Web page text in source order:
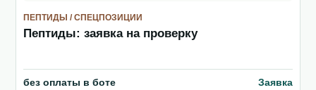
ПЕПТИДЫ / СПЕЦПОЗИЦИИ
Пептиды: заявка на проверку
без оплаты в боте Заявка